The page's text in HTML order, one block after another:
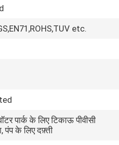
etc.
पार्क के लिए टिकाऊ पीवीसी
पंप के लिए दफ़्ती